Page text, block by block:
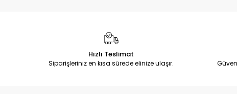
Hızlı Teslimat
Siparişleriniz en kısa sürede elinize ulaşır.